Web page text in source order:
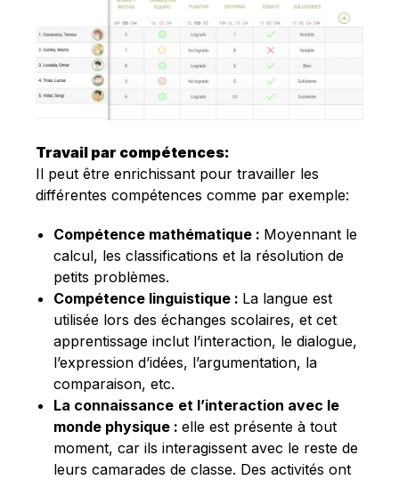
Travail par compétences:
Il peut être enrichissant pour travailler les
différentes compétences comme par exemple:
Compétence mathématique : Moyennant le
calcul, les classifications et la résolution de
petits problèmes.
Compétence linguistique : La langue est
utilisée lors des échanges scolaires, et cet
apprentissage inclut l’interaction, le dialogue,
l’expression d’idées, l’argumentation, la
comparaison, etc.
La connaissance et l’interaction avec le
monde physique : elle est présente à tout
moment, car ils interagissent avec le reste de
leurs camarades de classe. Des activités ont